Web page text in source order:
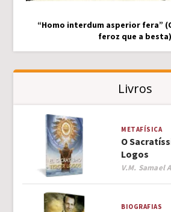
“Homo interdum asperior fera”
feroz que a besta)
Livros
METAFÍSICA
O
Logos
Author
V.M. Samael
BIOGRAFIAS